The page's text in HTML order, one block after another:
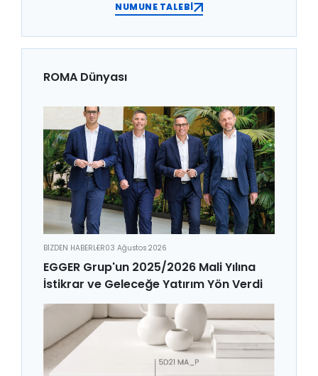
NUMUNE TALEBİ
ROMA Dünyası
BİZDEN HABERLER03 Ağustos 2026
EGGER Grup'un 2025/2026 Mali Yılına
İstikrar ve Geleceğe Yatırım Yön Verdi